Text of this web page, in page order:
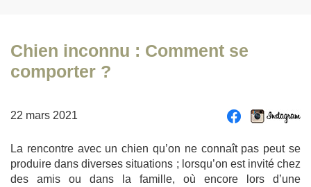
Chien inconnu : Comment se
comporter ?
22 mars 2021
La rencontre avec un chien qu’on ne connaît pas peut se
produire dans diverses situations ; lorsqu’on est invité chez
des amis ou dans la famille, où encore lors d’une